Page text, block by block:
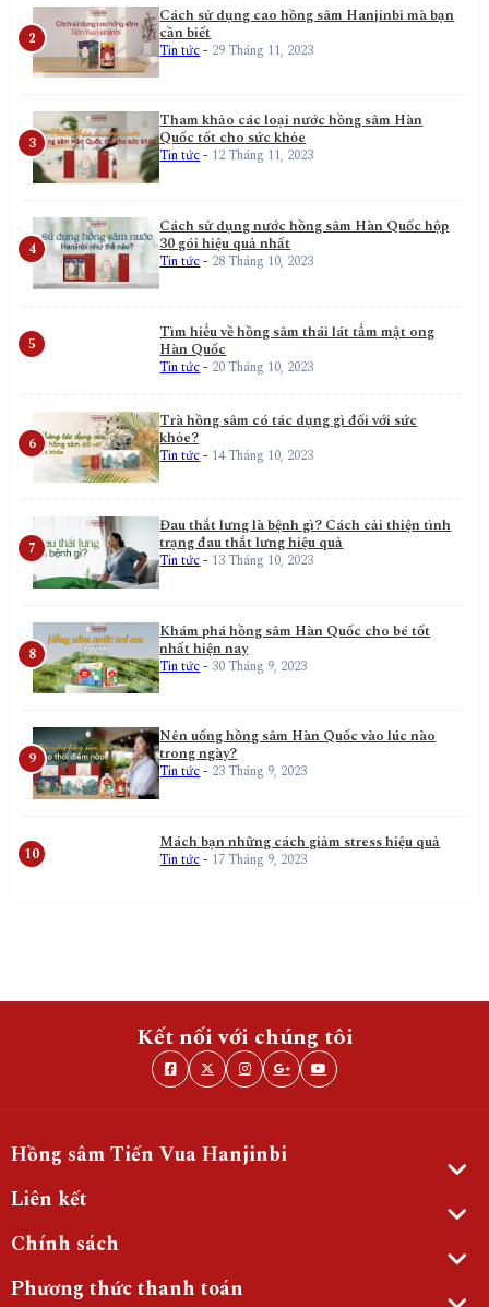
Cách sử dụng cao hồng sâm Hanjinbi mà bạn
cần biết
Tin tức- 29 Tháng 11, 2023
Tham khảo các loại nước hồng sâm Hàn
Quốc tốt cho sức khỏe
Tin tức- 12 Tháng 11, 2023
Cách sử dụng nước hồng sâm Hàn Quốc hộp
30 gói hiệu quả nhất
Tin tức- 28 Tháng 10, 2023
Tìm hiểu về hồng sâm thái lát tẩm mật ong
Hàn Quốc
Tin tức- 20 Tháng 10, 2023
Trà hồng sâm có tác dụng gì đối với sức
khỏe?
Tin tức- 14 Tháng 10, 2023
Đau thắt lưng là bệnh gì? Cách cải thiện tình
trạng đau thắt lưng hiệu quả
Tin tức- 13 Tháng 10, 2023
Khám phá hồng sâm Hàn Quốc cho bé tốt
nhất hiện nay
Tin tức- 30 Tháng 9, 2023
Nên uống hồng sâm Hàn Quốc vào lúc nào
trong ngày?
Tin tức- 23 Tháng 9, 2023
Mách bạn những cách giảm stress hiệu quả
Tin tức- 17 Tháng 9, 2023
Kết nối với chúng tôi
Hồng sâm Tiến Vua Hanjinbi
Liên kết
Chính sách
Phương thức thanh toán